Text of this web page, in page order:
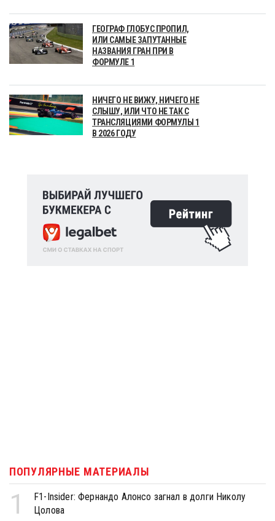
ГЕОГРАФ ГЛОБУС ПРОПИЛ,
ИЛИ САМЫЕ ЗАПУТАННЫЕ
НАЗВАНИЯ ГРАН ПРИ В
ФОРМУЛЕ 1
НИЧЕГО НЕ ВИЖУ, НИЧЕГО НЕ
СЛЫШУ, ИЛИ ЧТО НЕ ТАК С
ТРАНСЛЯЦИЯМИ ФОРМУЛЫ 1
В 2026 ГОДУ
ПОПУЛЯРНЫЕ МАТЕРИАЛЫ
1
F1-Insider: Фернандо Алонсо загнал в долги Николу
Цолова